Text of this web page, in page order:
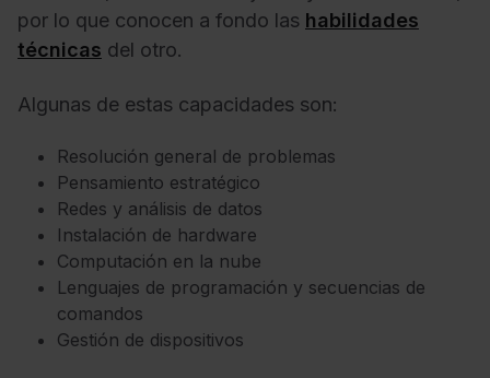
por lo que conocen a fondo las habilidades
técnicas del otro.
Algunas de estas capacidades son:
Resolución general de problemas
Pensamiento estratégico
Redes y análisis de datos
Instalación de hardware
Computación en la nube
Lenguajes de programación y secuencias de
comandos
Gestión de dispositivos